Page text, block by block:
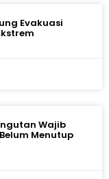
Evakuasi
Wajib
Menutup